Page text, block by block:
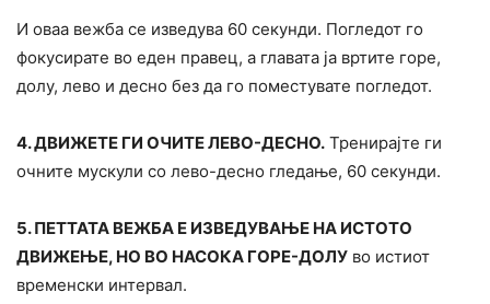
И оваа вежба се изведува 60 секунди. Погледот го
фокусирате во еден правец, а главата ја вртите горе,
долу, лево и десно без да го поместувате погледот.
4. ДВИЖЕТЕ ГИ ОЧИТЕ ЛЕВО-ДЕСНО. Тренирајте ги
очните мускули со лево-десно гледање, 60 секунди.
5. ПЕТТАТА ВЕЖБА Е ИЗВЕДУВАЊЕ НА ИСТОТО
ДВИЖЕЊЕ, НО ВО НАСОКА ГОРЕ-ДОЛУ во истиот
временски интервал.